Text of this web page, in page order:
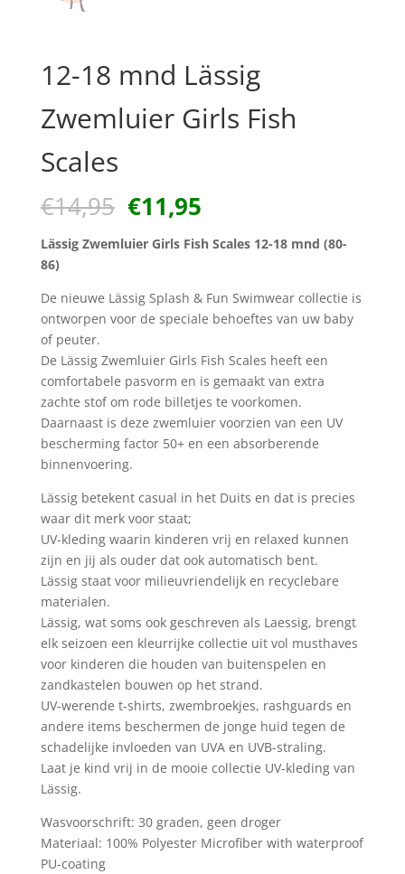
12-18 mnd Lässig
Zwemluier Girls Fish
Scales
€14,95 Oorspronkelijke
prijs
was:
€11,95Huidige
is:
Lässig Zwemluier Girls Fish Scales 12-18 mnd (80-
86)
De nieuwe Lässig Splash & Fun Swimwear collectie is
ontworpen voor de speciale behoeftes van uw baby
of peuter.
De Lässig Zwemluier Girls Fish Scales heeft een
comfortabele pasvorm en is gemaakt van extra
zachte stof om rode billetjes te voorkomen.
Daarnaast is deze zwemluier voorzien van een UV
bescherming factor 50+ en een absorberende
binnenvoering.
Lässig betekent casual in het Duits en dat is precies
waar dit merk voor staat;
UV-kleding waarin kinderen vrij en relaxed kunnen
zijn en jij als ouder dat ook automatisch bent.
Lässig staat voor milieuvriendelijk en recyclebare
materialen.
Lässig, wat soms ook geschreven als Laessig, brengt
elk seizoen een kleurrijke collectie uit vol musthaves
voor kinderen die houden van buitenspelen en
zandkastelen bouwen op het strand.
UV-werende t-shirts, zwembroekjes, rashguards en
andere items beschermen de jonge huid tegen de
schadelijke invloeden van UVA en UVB-straling.
Laat je kind vrij in de mooie collectie UV-kleding van
Lässig.
Wasvoorschrift: 30 graden, geen droger
Materiaal: 100% Polyester Microfiber with waterproof
PU-coating